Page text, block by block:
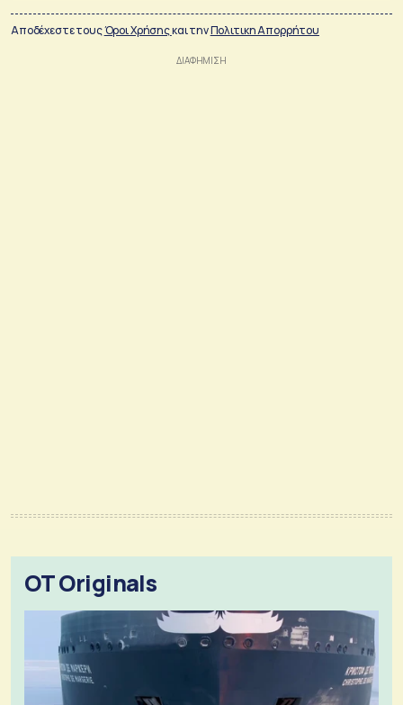
Αποδέχεστε τουςΌροι Χρήσηςκαι τηνΠολιτικη Απορρήτου
OT Originals